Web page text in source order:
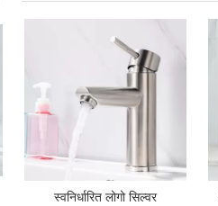
स्वनिर्धारित लोगो सिल्वर